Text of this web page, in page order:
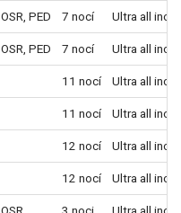
OSR PED 7 nocí Ultra all
OSR PED 7 nocí Ultra all
11 nocí Ultra all
11 nocí Ultra all
12 nocí Ultra all
12 nocí Ultra all